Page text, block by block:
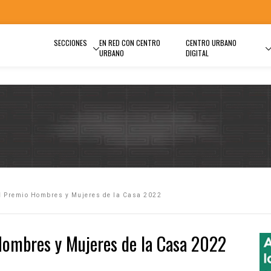
SECCIONES
EN RED CON CENTRO
URBANO
CENTRO URBANO
DIGITAL
Premio Hombres y Mujeres de la Casa 2022
y Mujeres de la Casa 2022